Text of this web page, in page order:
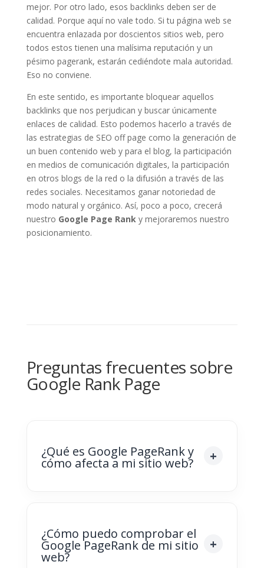
mejor. Por otro lado, esos backlinks deben ser de
calidad. Porque aquí no vale todo. Si tu página web se
encuentra enlazada por doscientos sitios web, pero
todos estos tienen una malísima reputación y un
pésimo pagerank, estarán cediéndote mala autoridad.
Eso no conviene.
En este sentido, es importante bloquear aquellos
backlinks que nos perjudican y buscar únicamente
enlaces de calidad. Esto podemos hacerlo a través de
las estrategias de SEO off page como la generación de
un buen contenido web y para el blog, la participación
en medios de comunicación digitales, la participación
en otros blogs de la red o la difusión a través de las
redes sociales. Necesitamos ganar notoriedad de
modo natural y orgánico. Así, poco a poco, crecerá
nuestro Google Page Ranky mejoraremos nuestro
posicionamiento.
Preguntas frecuentes sobre
Google Rank Page
¿Qué es Google PageRank y
cómo afecta a mi sitio web?
¿Cómo puedo comprobar el
Google PageRank de mi sitio
web?